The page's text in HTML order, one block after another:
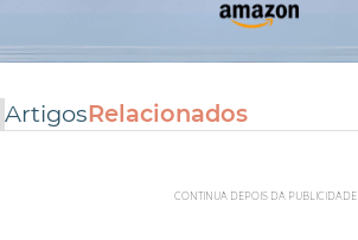
ArtigosRelacionados
CONTINUA DEPOIS DA PUBLICIDADE